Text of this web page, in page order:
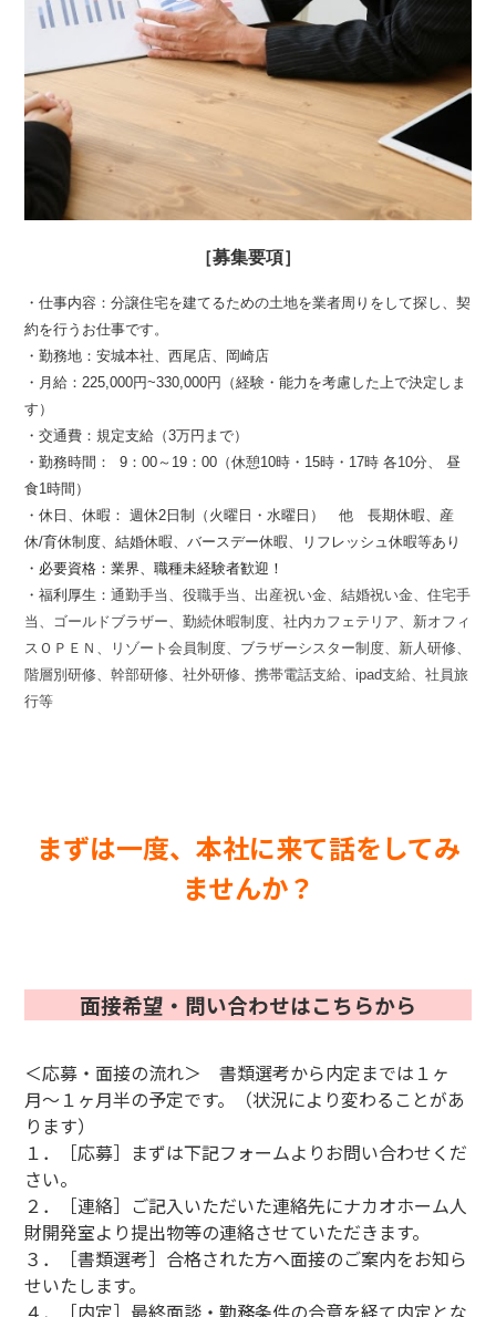
［募集要項］
・仕事内容： 分譲住宅を建てるための土地を業者周りをして探し、契
約を行うお仕事です。
・勤務地：安城本社、西尾店、岡崎店
・月給：225,000円~330,000円（経験・能力を考慮した上で決定しま
す）
・交通費：規定支給（3万円まで）
・勤務時間： 9： 00～19：00（休憩10時・15時・17時 各10分、 昼
食1時間）
・休日、休暇： 週休2日制（火曜日・水曜日） 他 長期休暇、産
休/育休制度、結婚休暇、バースデー休暇、リフレッシュ休暇等あり
・ 必要資格：業界、職種未経験者歓迎！
・福利厚生： 通勤手当、役職手当、出産祝い金、結婚祝い金、住宅手
当、 ゴールドブラザー、勤続休暇制度、 社内カフェテリア、新オフィ
スＯＰＥＮ、リゾート会員制度、 ブラザーシスター制度、新人研修、
階層別研修、幹部研修、社外研修、 携帯電話支給、 ipad支給、社員旅
行等
まずは一度、本社に来て話をしてみ
ませんか？
面接希望・問い合わせはこちらから
＜応募・面接の流れ＞ 書類選考から内定までは１ヶ
月〜１ヶ月半の予定です。（状況により変わることがあ
ります）
１．［応募］まずは下記フォームよりお問い合わせくだ
さい。
２．［連絡］ご記入いただいた連絡先にナカオホーム人
財開発室より提出物等の連絡させていただきます。
３．［書類選考］合格された方へ面接のご案内をお知ら
せいたします。
４．［内定］最終面談・勤務条件の合意を経て内定とな